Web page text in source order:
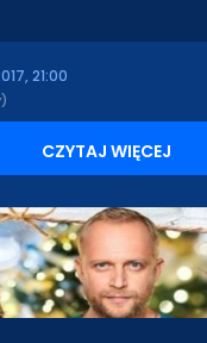
21:00
CZYTAJ WIĘCEJ